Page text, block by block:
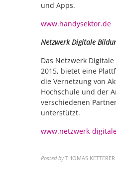
und Apps.
www.handysektor.de
Netzwerk Digitale
Das Netzwerk
2015, bietet eine
die Vernetzung von
Hochschule und der
verschiedenen
unterstützt.
www.netzwerk-
Posted by THOMAS KETTERER